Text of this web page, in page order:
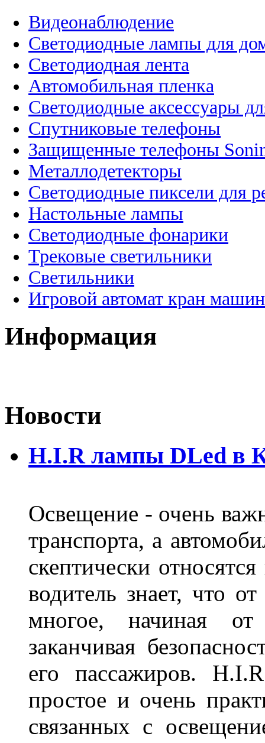
Видеонаблюдение
Светодиодные лампы для
Светодиодная лента
Автомобильная пленка
Светодиодные аксессуары
Спутниковые телефоны
Защищенные телефоны
Металлодетекторы
Светодиодные пиксели для
Настольные лампы
Светодиодные фонарики
Трековые светильники
Светильники
Игровой автомат кран
Информация
Новости
H.I.R лампы DLed в
Освещение - очень
транспорта, а
скептически
водитель знает, что
многое, начиная
заканчивая
его пассажиров.
простое и очень
связанных с